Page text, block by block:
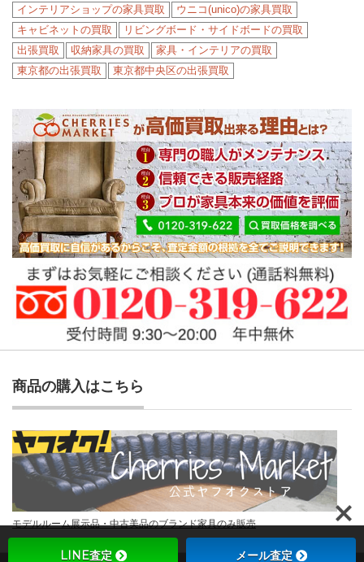
インテリアショップの家具買取
ウニコ(unico)の家具買取
キャビネットの買取
リビングボード・サイドボードの買取
出張買取
収納家具の買取
家具・インテリアの買取
東京都の出張買取
東京都中央区の出張買取
商品の購入はこちら
モデルルーム展示品・中古美品のブランド家具のみ販売
LINE査定 メール査定